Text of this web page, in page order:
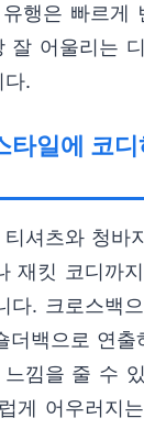
행은 빠르게
잘 어울리는
.
타일에 코
셔츠와 청바
재킷 코디까
다. 크로스백
더백으로 연
낌을 줄 수
게 어우러지